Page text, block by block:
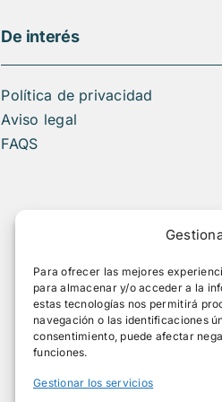
Para ofrecer las mejores
para almacenar y/o acceder a la
estas tecnologías nos permitirá
navegación o las identificaciones
consentimiento, puede afectar
funciones.
Gestionar los servicios
De interés
Política de privacidad
Aviso legal
FAQS